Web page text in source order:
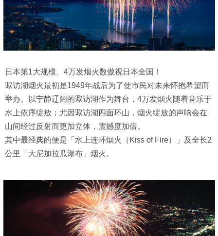
日本第1大规模、4万发烟火数傲视日本全国！
诹访湖烟火最初是1949年战后为了使市民对未来怀抱希望而
举办。以宁静辽阔的诹访湖作为舞台，4万发烟火随着音乐于
水上依序绽放；尤因诹访湖四面环山，烟火绽放的声响会在
山间经过反射而更加立体，震撼度加倍。
其中最经典的便是「水上连环烟火（Kiss of Fire）」及全长2
公里「大尼加拉瓜瀑布」烟火。